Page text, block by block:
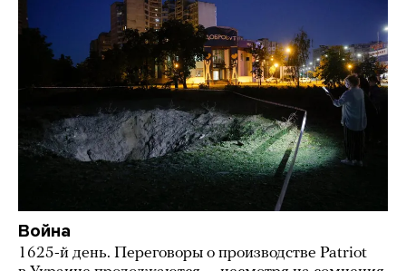
Война
1625-й день. Переговоры о производстве Patriot